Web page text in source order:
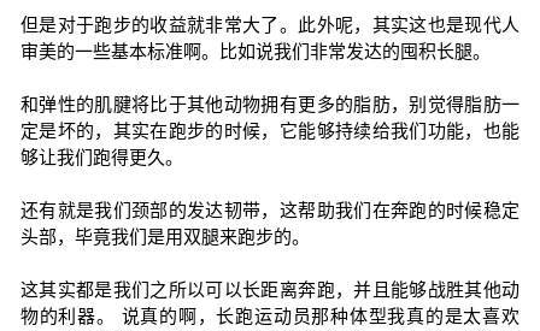
但是对于跑步的收益就非常大了。此外呢，其实这也是现代人
审美的一些基本标准啊。比如说我们非常发达的囤积长腿。
和弹性的肌腱将比于其他动物拥有更多的脂肪，别觉得脂肪一
定是坏的，其实在跑步的时候，它能够持续给我们功能，也能
够让我们跑得更久。
还有就是我们颈部的发达韧带，这帮助我们在奔跑的时候稳定
头部，毕竟我们是用双腿来跑步的。
这其实都是我们之所以可以长距离奔跑，并且能够战胜其他动
物的利器。 说真的啊，长跑运动员那种体型我真的是太喜欢